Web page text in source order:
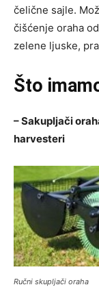
čelične sajle.
čišćenje oraha
zelene ljuske,
Što
– Sakupljači
harvesteri
Ručni skupljači oraha